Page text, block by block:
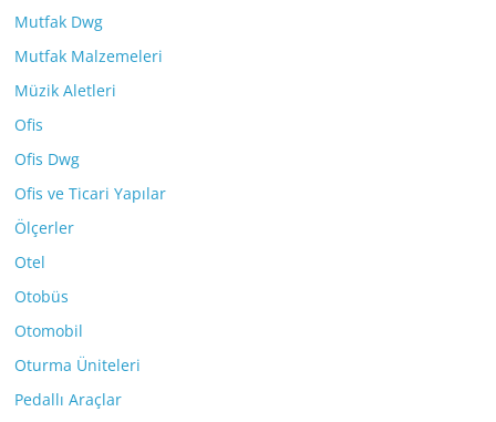
Mutfak Dwg
Mutfak Malzemeleri
Müzik Aletleri
Ofis
Ofis Dwg
Ofis ve Ticari Yapılar
Ölçerler
Otel
Otobüs
Otomobil
Oturma Üniteleri
Pedallı Araçlar